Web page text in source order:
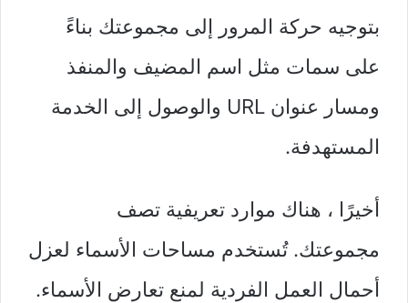
بتوجيه حركة المرور إلى مجموعتك بناءً
على سمات مثل اسم المضيف والمنفذ
ومسار عنوان URL والوصول إلى الخدمة
المستهدفة.
أخيرًا ، هناك موارد تعريفية تصف
مجموعتك. تُستخدم مساحات الأسماء لعزل
أحمال العمل الفردية لمنع تعارض الأسماء.